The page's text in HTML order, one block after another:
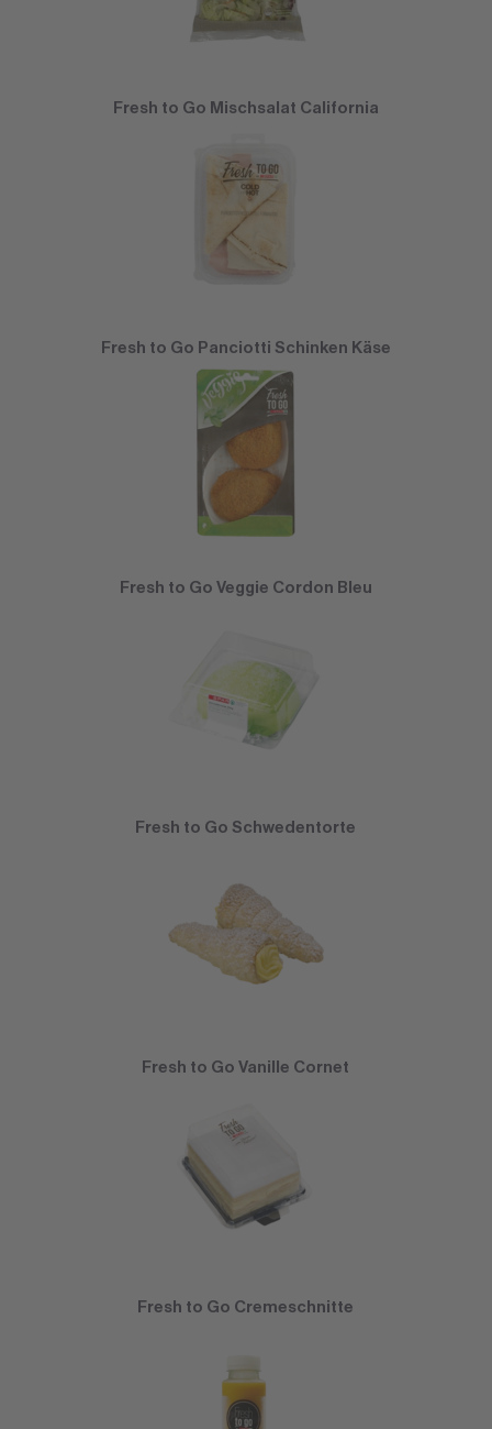
Fresh to Go Mischsalat California
Fresh to Go Panciotti Schinken Käse
Fresh to Go Veggie Cordon Bleu
Fresh to Go Schwedentorte
Fresh to Go Vanille Cornet
Fresh to Go Cremeschnitte